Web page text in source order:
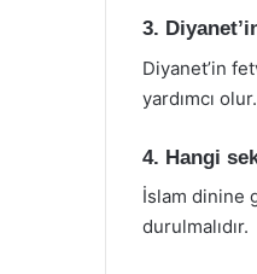
3.
Diyanet’in
yardımcı olur.
4. Hangi
İslam dinine
durulmalıdır.